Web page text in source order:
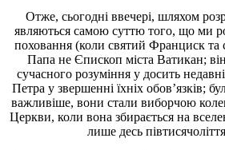
Отже, сьогодні ввечері, шляхом
являються самою суттю того, що ми
поховання (коли святий Франциск та
Папа не Єпископ міста Ватикан;
сучасного розуміння у досить
Петра у звершенні їхніх обов’язків;
важливіше, вони стали виборчою
Церкви, коли вона збирається на
лише десь